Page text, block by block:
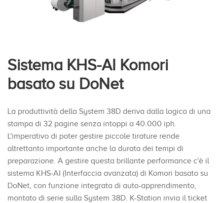
Sistema KHS-AI Komori
basato su DoNet
La produttività della System 38D deriva dalla logica di una
stampa di 32 pagine senza intoppi a 40.000 iph.
L'imperativo di poter gestire piccole tirature rende
altrettanto importante anche la durata dei tempi di
preparazione. A gestire questa brillante performance c'è il
sistema KHS-AI (Interfaccia avanzata) di Komori basato su
DoNet, con funzione integrata di auto-apprendimento,
montato di serie sulla System 38D. K-Station invia il ticket